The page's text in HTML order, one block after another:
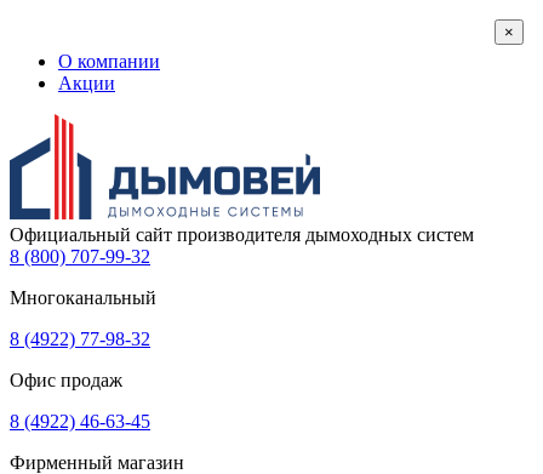
О компании
Акции
Официальный сайт производителя дымоходных систем
8 (800) 707-99-32
Многоканальный
8 (4922) 77-98-32
Офис продаж
8 (4922) 46-63-45
Фирменный магазин
×